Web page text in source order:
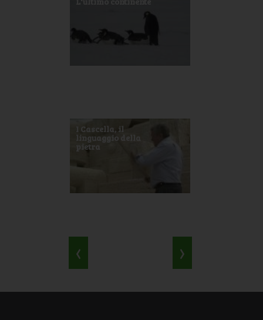
I Cascella, il
linguaggio della
pietra
‹ ›